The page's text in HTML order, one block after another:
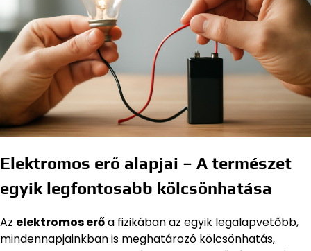
Elektromos erő alapjai – A természet
egyik legfontosabb kölcsönhatása
Az elektromos erőa fizikában az egyik legalapvetőbb,
mindennapjainkban is meghatározó kölcsönhatás,